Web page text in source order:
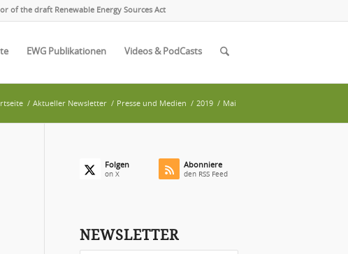
of the draft Renewable Energy Sources Act
EWG Publikationen Videos & PodCasts
/ Aktueller Newsletter / Presse und Medien / 2019 / Mai
Folgen
on X
Abonniere
den RSS Feed
NEWSLETTER